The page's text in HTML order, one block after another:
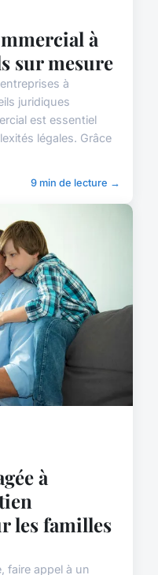
à
sur mesure
à
juridiques
est essentiel
légales. Grâce
9 min de lecture →
à
les familles
faire appel à un